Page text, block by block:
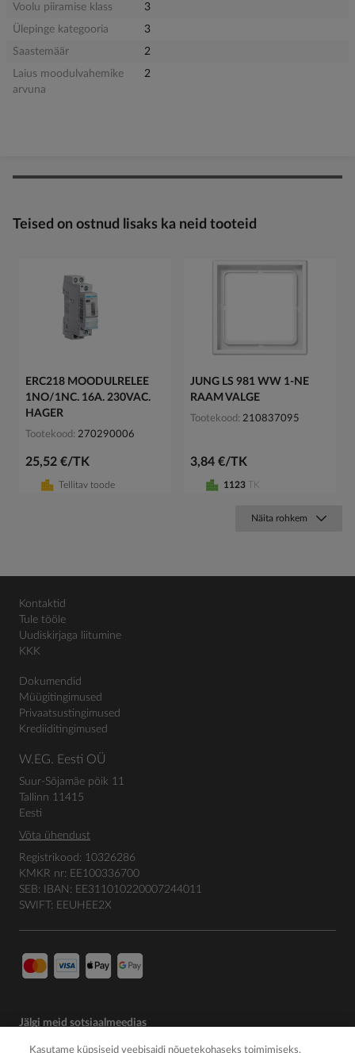
Voolu piiramise klass
3
Ülepinge kategooria
3
Saastemäär
2
Laius moodulvahemike
arvuna
2
Teised on ostnud lisaks ka neid tooteid
ERC218 MOODULRELEE
1NO/1NC. 16A. 230VAC.
HAGER
Tootekood 270290006
25,52 €/TK
Tellitav toode
JUNG LS 981 WW 1-NE
RAAM VALGE
Tootekood 210837095
3,84 €/TK
1123 TK
Näita rohkem
Kontaktid
Tule tööle
Uudiskirjaga liitumine
KKK
Dokumendid
Müügitingimused
Privaatsustingimused
Krediiditingimused
W.EG. Eesti OÜ
Suur-Sõjamäe põik 11
Tallinn 11415
Eesti
Võta ühendust
Registrikood: 10326286
KMKR nr: EE100336700
SEB: IBAN: EE311010220007244011
SWIFT: EEUHEE2X
Jälgi meid sotsiaalmeedias
Kasutame küpsiseid veebisaidi nõuetekohaseks toimimiseks,